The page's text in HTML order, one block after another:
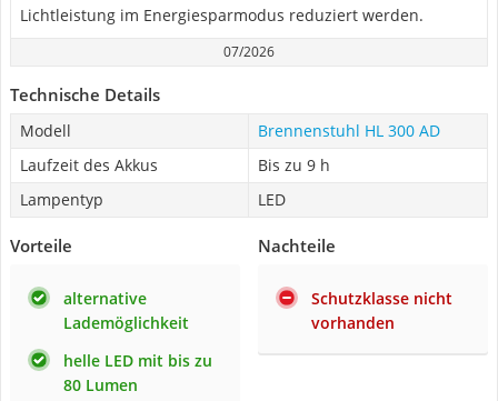
Lichtleistung im Energiesparmodus reduziert werden.
07/2026
Technische Details
Modell
Brennenstuhl HL 300 AD
Laufzeit des Akkus
Bis zu 9 h
Lampentyp
LED
Vorteile
alternative
Lademöglichkeit
helle LED mit bis zu
80 Lumen
Nachteile
Schutzklasse nicht
vorhanden